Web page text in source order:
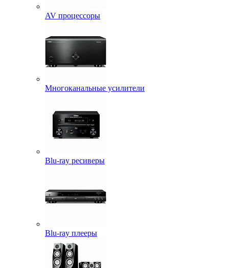
AV процессоры
Многоканальные усилители
Blu-ray ресиверы
Blu-ray плееры